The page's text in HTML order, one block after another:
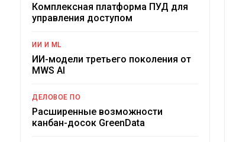
Комплексная платформа ПУД для
управления доступом
ИИ И ML
ИИ-модели третьего поколения от
MWS AI
ДЕЛОВОЕ ПО
Расширенные возможности
канбан-досок GreenData